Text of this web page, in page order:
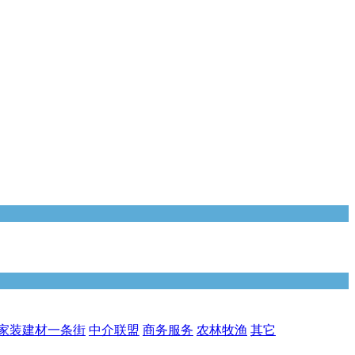
装建材一条街 中介联盟 商务服务 农林牧渔 其它